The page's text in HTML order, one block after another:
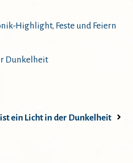
Highlight, Feste und Feiern
Dunkelheit
ist ein Licht in der Dunkelheit